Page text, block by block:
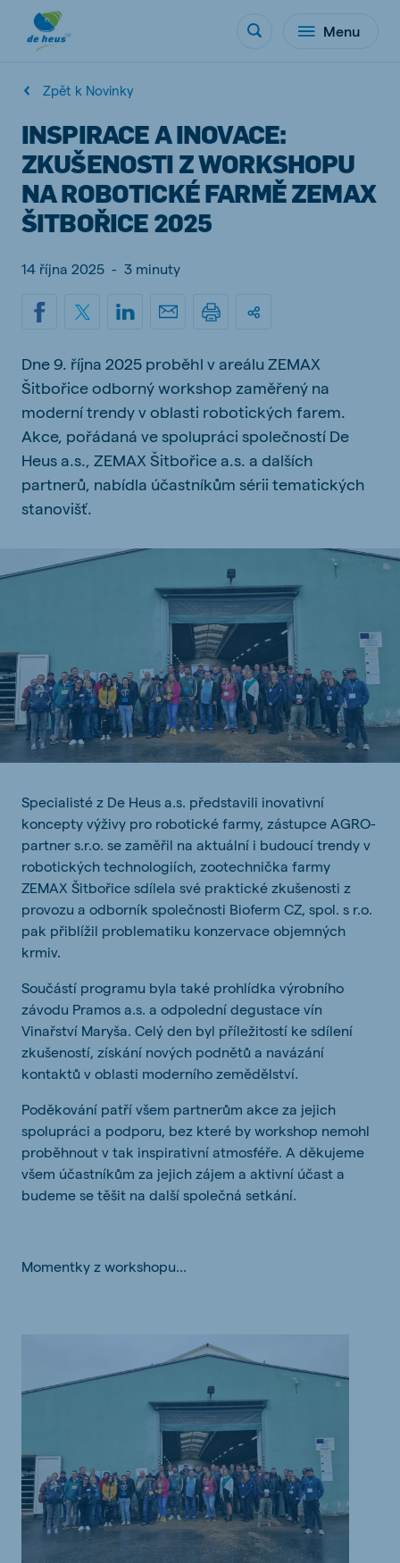
Menu
Zpět k Novinky
INSPIRACE A INOVACE:
ZKUŠENOSTI Z WORKSHOPU
NA ROBOTICKÉ FARMĚ ZEMAX
ŠITBOŘICE 2025
14 října 2025 - 3 minuty
Dne 9. října 2025 proběhl v areálu ZEMAX
Šitbořice odborný workshop zaměřený na
moderní trendy v oblasti robotických farem.
Akce, pořádaná ve spolupráci společností De
Heus a.s., ZEMAX Šitbořice a.s. a dalších
partnerů, nabídla účastníkům sérii tematických
stanovišť.
Specialisté z De Heus a.s. představili inovativní
koncepty výživy pro robotické farmy, zástupce AGRO-
partner s.r.o. se zaměřil na aktuální i budoucí trendy v
robotických technologiích, zootechnička farmy
ZEMAX Šitbořice sdílela své praktické zkušenosti z
provozu a odborník společnosti Bioferm CZ, spol. s r.o.
pak přiblížil problematiku konzervace objemných
krmiv.
Součástí programu byla také prohlídka výrobního
závodu Pramos a.s. a odpolední degustace vín
Vinařství Maryša. Celý den byl příležitostí ke sdílení
zkušeností, získání nových podnětů a navázání
kontaktů v oblasti moderního zemědělství.
Poděkování patří všem partnerům akce za jejich
spolupráci a podporu, bez které by workshop nemohl
proběhnout v tak inspirativní atmosféře. A děkujeme
všem účastníkům za jejich zájem a aktivní účast a
budeme se těšit na další společná setkání.
Momentky z workshopu...